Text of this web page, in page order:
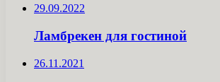
29.09.2022
Ламбрекен для гостиной
26.11.2021